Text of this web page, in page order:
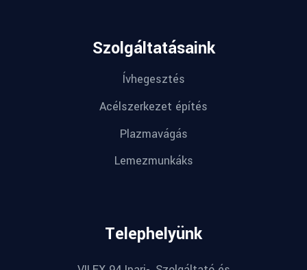
Szolgáltatásaink
Ívhegesztés
Acélszerkezet építés
Plazmavágás
Lemezmunkáks
Telephelyünk